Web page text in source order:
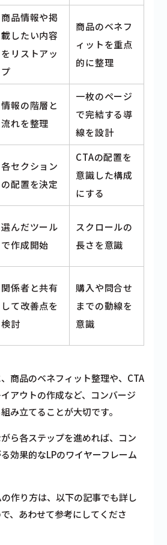
商品情報や掲
載したい内容
をリストアッ
プ
商品のベネフ
ィットを重点
的に整理
情報の階層と
流れを整理
一枚のページ
で完結する導
線を設計
各セクション
の配置を決定
CTAの配置を
意識した構成
にする
選んだツール
で作成開始
スクロールの
長さを意識
関係者と共有
して改善点を
検討
購入や問合せ
までの動線を
意識
商品のベネフィット整理や、CTA
アウトの作成など、コンバージ
み立てることが大切です。
ら各ステップを進めれば、コン
効果的なLPのワイヤーフレーム
作り方は、以下の記事でも詳し
、あわせて参考にしてくださ